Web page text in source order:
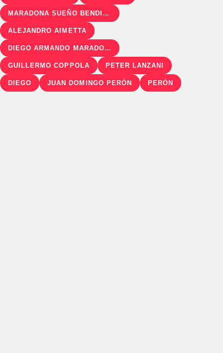
MARADONA SUEÑO BENDITO
ALEJANDRO AIMETTA
DIEGO ARMANDO MARADONA
GUILLERMO COPPOLA PETER LANZANI
DIEGO JUAN DOMINGO PERÓN PERÓN